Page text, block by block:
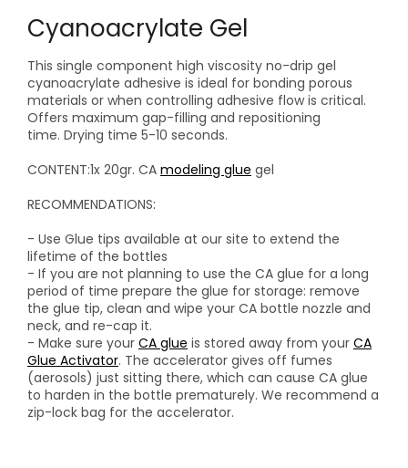
Cyanoacrylate Gel
This single component high viscosity no-drip gel
cyanoacrylate adhesive is ideal for bonding porous
materials or when controlling adhesive flow is critical.
Offers maximum gap-filling and repositioning
time. Drying time 5-10 seconds.
CONTENT:1x 20gr. CA modeling glue gel
RECOMMENDATIONS:
- Use Glue tips available at our site to extend the
lifetime of the bottles
- If you are not planning to use the CA glue for a long
period of time prepare the glue for storage: remove
the glue tip, clean and wipe your CA bottle nozzle and
neck, and re-cap it.
- Make sure your CA glue is stored away from your CA
Glue Activator. The accelerator gives off fumes
(aerosols) just sitting there, which can cause CA glue
to harden in the bottle prematurely. We recommend a
zip-lock bag for the accelerator.